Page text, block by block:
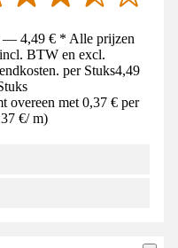
— 4,49 € * Alle prijzen
BTW en excl.
per Stuks4,49
overeen met 0,37 € per
€/ m)